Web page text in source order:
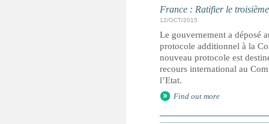
France : Ratifier le
12/OCT/2015
Le gouvernement a déposé
protocole additionnel à la
nouveau protocole est
recours international au
l’Etat.
Find out more